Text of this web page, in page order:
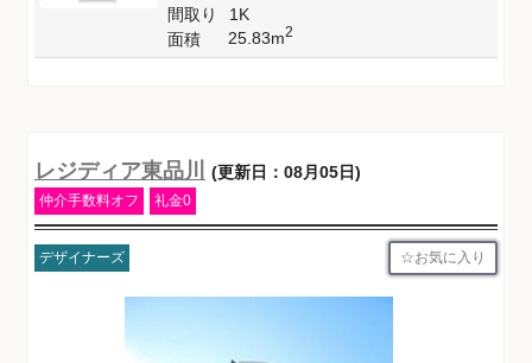
間取り
1K
面積
25.83m2
レジディア東品川 (更新日：08月05日)
仲介手数料オフ 礼金0
デザイナーズ お気に入り